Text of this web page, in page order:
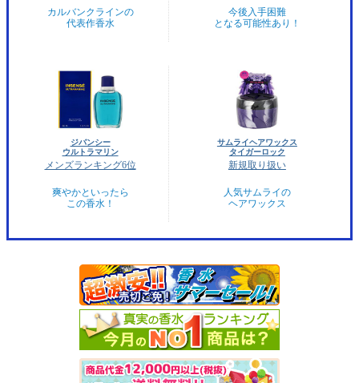
カルバンクラインの
代表作香水
今後入手困難
となる可能性あり！
ジバンシー
ウルトラマリン
メンズランキング6位
爽やかといったら
この香水！
サムライヘアワックス
タイガーロック
新規取り扱い
人気サムライの
ヘアワックス